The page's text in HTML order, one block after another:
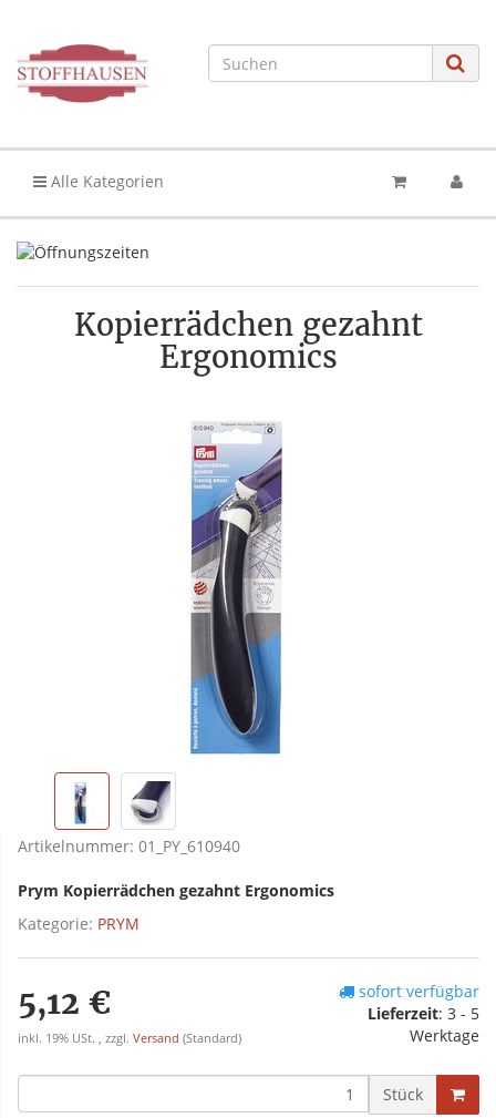
Alle Kategorien
Kopierrädchen gezahnt
Ergonomics
Artikelnummer: 01_PY_610940
Prym Kopierrädchen gezahnt Ergonomics
Kategorie: PRYM
5,12 €
inkl. 19% USt. , zzgl. Versand (Standard)
sofort verfügbar
Lieferzeit: 3 - 5
Werktage
Stück